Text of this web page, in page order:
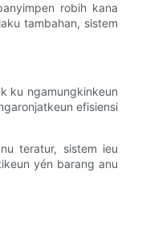
robih kana
tambahan, sistem
ku ngamungkinkeun
efisiensi
teratur, sistem ieu
yén barang anu